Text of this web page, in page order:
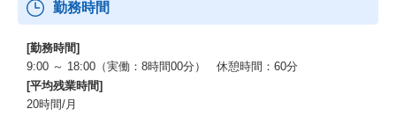
勤務時間
[勤務時間]
9:00 ～ 18:00（実働：8時間00分） 休憩時間：60分
[平均残業時間]
20時間/月